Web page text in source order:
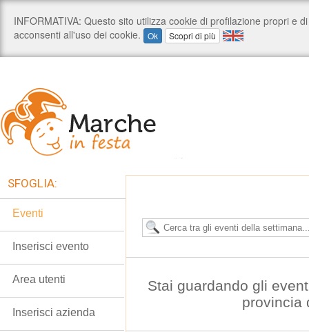
Stai guardando gli
provincia
SFOGLIA:
Eventi
Inserisci evento
Area utenti
Inserisci azienda